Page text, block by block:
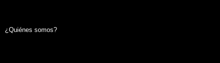
¿Quiénes somos?